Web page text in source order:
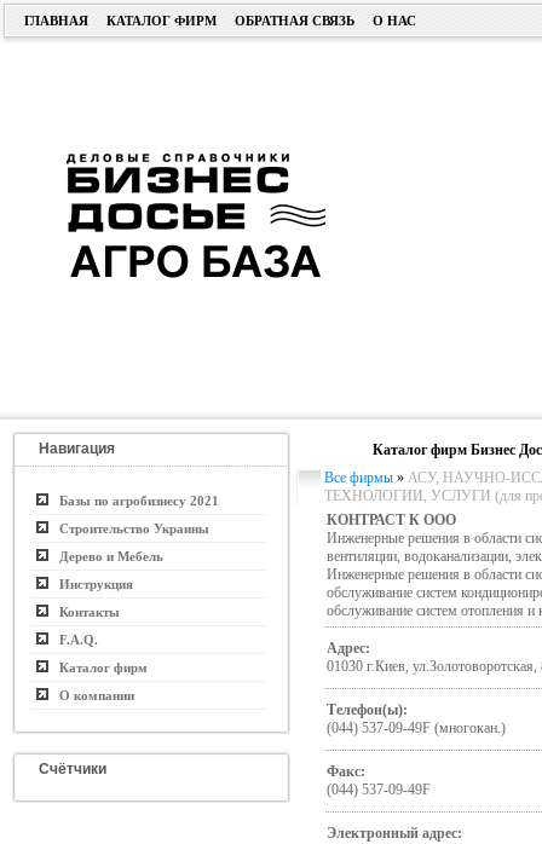
ГЛАВНАЯ КАТАЛОГ ФИРМ ОБРАТНАЯ СВЯЗЬ О НАС
Навигация
Базы по агробизнесу 2021
Строительство Украины
Дерево и Мебель
Инструкция
Контакты
F.A.Q.
Каталог фирм
О компании
Счётчики
Каталог фирм Бизнес
Все фирмы » АСУ, НАУЧНО-
ТЕХНОЛОГИИ, УСЛУГИ (для
КОНТРАСТ К ООО
Инженерные решения в области
вентиляции, водоканализации,
Инженерные решения в области
обслуживание систем
обслуживание систем отопления и
Адрес:
01030 г.Киев,
Телефон(ы):
(044) 537-09-49F (многокан.)
Факс:
(044) 537-09-49F
Электронный адрес: